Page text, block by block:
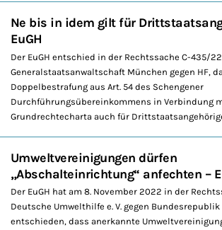
Ne bis in idem gilt für
EuGH
Der EuGH entschied in der Rechtssache C-435/22
Generalstaatsanwaltschaft München gegen HF,
Doppelbestrafung aus Art. 54 des Schengener
Durchführungsübereinkommens in Verbindung
Grundrechtecharta auch für
Umweltvereinigungen dürfen
„Abschalteinrichtung“ anfechten –
Der EuGH hat am 8. November 2022 in der
Deutsche Umwelthilfe e. V. gegen
entschieden, dass anerkannte